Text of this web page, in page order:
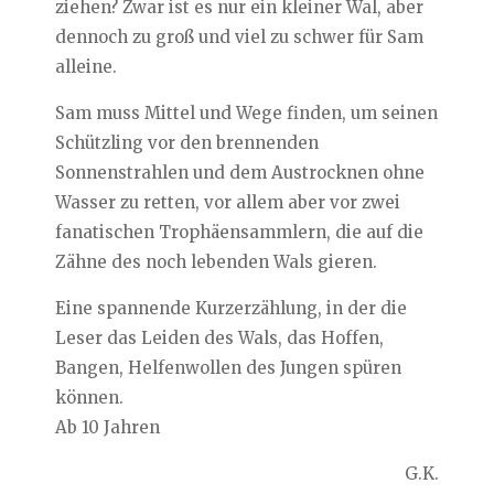
ziehen? Zwar ist es nur ein kleiner Wal, aber
dennoch zu groß und viel zu schwer für Sam
alleine.
Sam muss Mittel und Wege finden, um seinen
Schützling vor den brennenden
Sonnenstrahlen und dem Austrocknen ohne
Wasser zu retten, vor allem aber vor zwei
fanatischen Trophäensammlern, die auf die
Zähne des noch lebenden Wals gieren.
Eine spannende Kurzerzählung, in der die
Leser das Leiden des Wals, das Hoffen,
Bangen, Helfenwollen des Jungen spüren
können.
Ab 10 Jahren
G.K.